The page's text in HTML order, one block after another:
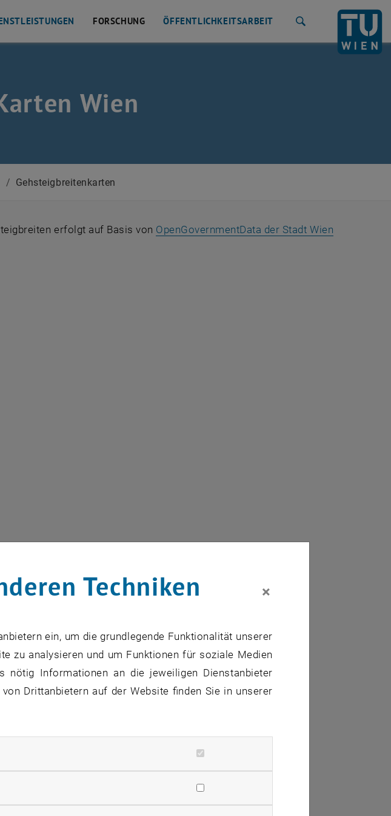
FORSCHUNG ÖFFENTLICHKEITSARBEIT
Wien
/ Gehsteigbreitenkarten
erfolgt auf Basis von OpenGovernmentData der Stadt Wien
Techniken ×
ein, um die grundlegende Funktionalität unserer
zu analysieren und um Funktionen für soziale Medien
nötig Informationen an die jeweiligen Dienstanbieter
Drittanbietern auf der Website finden Sie in unserer